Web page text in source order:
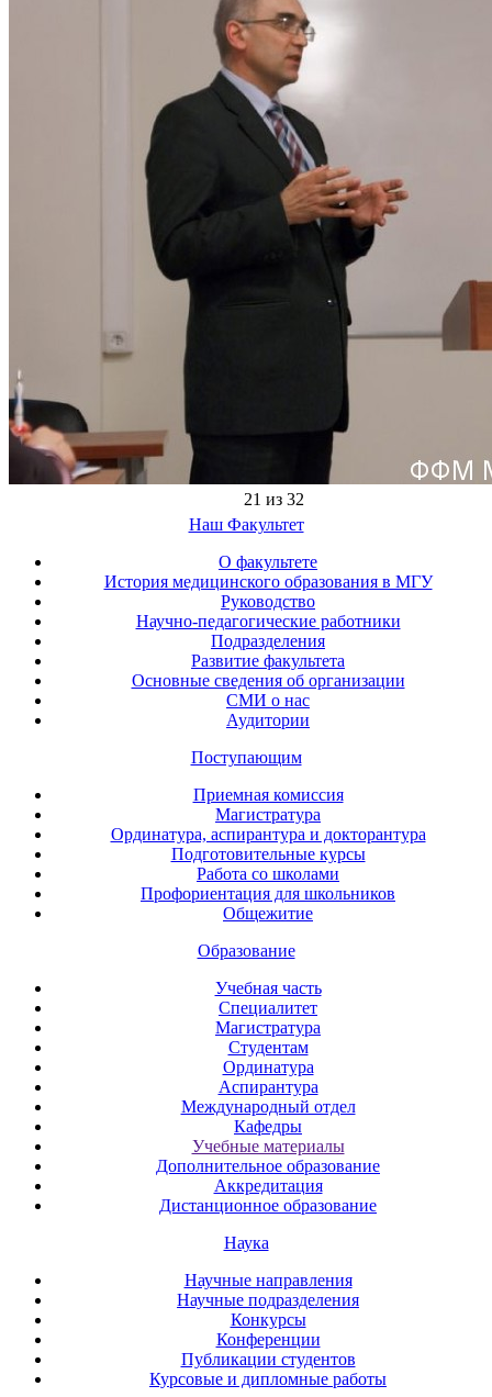
21 из 32
Наш Факультет
О факультете
История медицинского образования в МГУ
Руководство
Научно-педагогические работники
Подразделения
Развитие факультета
Основные сведения об организации
СМИ о нас
Аудитории
Поступающим
Приемная комиссия
Магистратура
Ординатура, аспирантура и докторантура
Подготовительные курсы
Работа со школами
Профориентация для школьников
Общежитие
Образование
Учебная часть
Специалитет
Магистратура
Студентам
Ординатура
Аспирантура
Международный отдел
Кафедры
Учебные материалы
Дополнительное образование
Аккредитация
Дистанционное образование
Наука
Научные направления
Научные подразделения
Конкурсы
Конференции
Публикации студентов
Курсовые и дипломные работы